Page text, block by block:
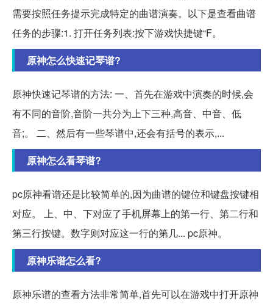
需要按照任务提示完成特定的曲谱演奏。以下是查看曲谱
任务的步骤:1. 打开任务列表:按下游戏快捷键“F。
原神怎么快速记琴谱?
原神快速记琴谱的方法: 一、首先在游戏中演奏的时候,会
有不同的音阶,音阶一共分为上下三种,高音、中音、低
音;。 二、然后有一些琴谱中,还会有括号的表示,...
原神怎么看琴谱?
pc原神看谱还是比较简单的,因为曲谱的键位和键盘按键相
对应。 上、中、下对应了手机屏幕上的第一行、第二行和
第三行按键。数字则对应这一行的第几... pc原神。
原神乐谱怎么看?
原神乐谱的查看方法非常简单,首先可以在游戏中打开原神